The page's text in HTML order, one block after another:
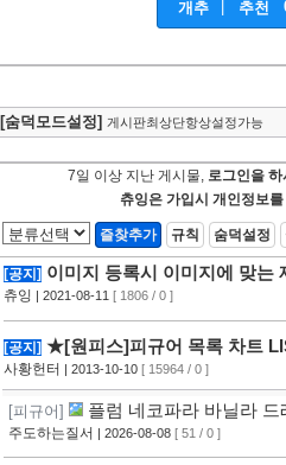
개추 추천
[숨덕모드설정] 게시판최상단항상설정가능
7일 이상 지난 게시물,
로그인을
츄잉은 가입시 개인정보
즐찾추가 규칙 숨덕설정
[공지] 이미지 등록시 이미지에 맞는
츄잉 | 2021-08-11 [ 1806 / 0 ]
[공지] ★[원피스]피규어 목록 차트
사황헌터 | 2013-10-10 [ 15964 / 0 ]
[피규어] 플럼 네코파라 바닐라 드
주도하는질서 | 2026-08-08 [ 51 / 0 ]